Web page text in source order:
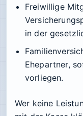
Freiwillige
in der
Ehepartner,
vorliegen.
Wer keine